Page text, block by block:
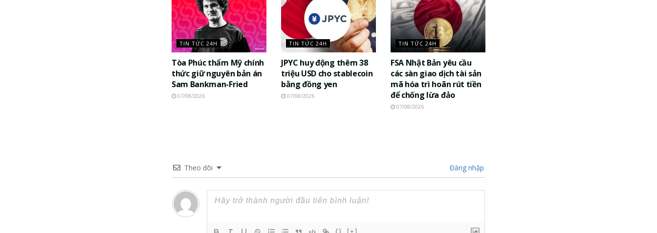
TIN TỨC 24H
Tòa Phúc thẩm Mỹ chính
thức giữ nguyên bản án
Sam Bankman-Fried
07/08/2026
TIN TỨC 24H
JPYC huy động thêm 38
triệu USD cho stablecoin
bằng đồng yen
07/08/2026
TIN TỨC 24H
FSA Nhật Bản yêu cầu
các sàn giao dịch tài sản
mã hóa trì hoãn rút tiền
để chống lừa đảo
07/08/2026
Theo dõi Đăng nhập
{} [+]